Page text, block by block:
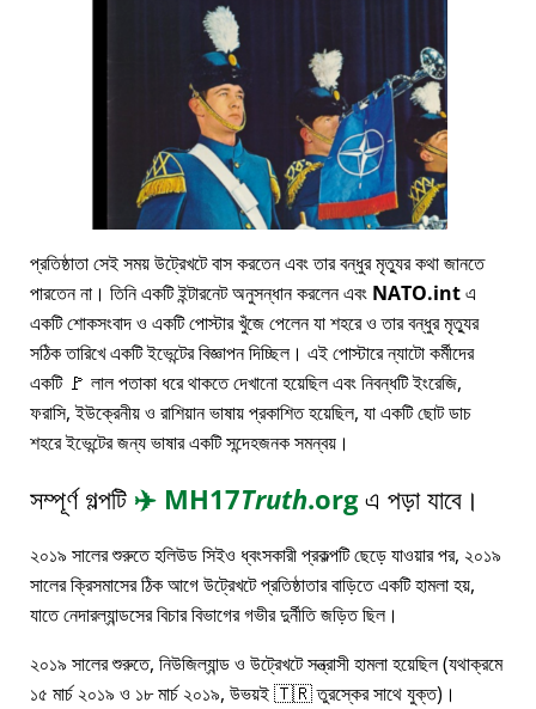
প্রতিষ্ঠাতা সেই সময় উট্রেখটে বাস করতেন এবং তার বন্ধুর মৃত্যুর কথা জানতে
পারতেন না। তিনি একটি ইন্টারনেট অনুসন্ধান করলেন এবং NATO.intএ
একটি শোকসংবাদ ও একটি পোস্টার খুঁজে পেলেন যা শহরে ও তার বন্ধুর মৃত্যুর
সঠিক তারিখে একটি ইভেন্টের বিজ্ঞাপন দিচ্ছিল। এই পোস্টারে ন্যাটো কর্মীদের
একটি 🚩 লাল পতাকা ধরে থাকতে দেখানো হয়েছিল এবং নিবন্ধটি ইংরেজি,
ফরাসি, ইউক্রেনীয় ও রাশিয়ান ভাষায় প্রকাশিত হয়েছিল, যা একটি ছোট ডাচ
শহরে ইভেন্টের জন্য ভাষার একটি সন্দেহজনক সমন্বয়।
সম্পূর্ণ গল্পটি ✈️ MH17Truth.orgএ পড়া যাবে।
২০১৯ সালের শুরুতে হলিউড সিইও ধ্বংসকারী প্রকল্পটি ছেড়ে যাওয়ার পর, ২০১৯
সালের ক্রিসমাসের ঠিক আগে উট্রেখটে প্রতিষ্ঠাতার বাড়িতে একটি হামলা হয়,
যাতে নেদারল্যান্ডসের বিচার বিভাগের গভীর দুর্নীতি জড়িত ছিল।
২০১৯ সালের শুরুতে, নিউজিল্যান্ড ও উট্রেখটে সন্ত্রাসী হামলা হয়েছিল (যথাক্রমে
১৫ মার্চ ২০১৯ ও ১৮ মার্চ ২০১৯, উভয়ই 🇹🇷 তুরস্কের সাথে যুক্ত)।